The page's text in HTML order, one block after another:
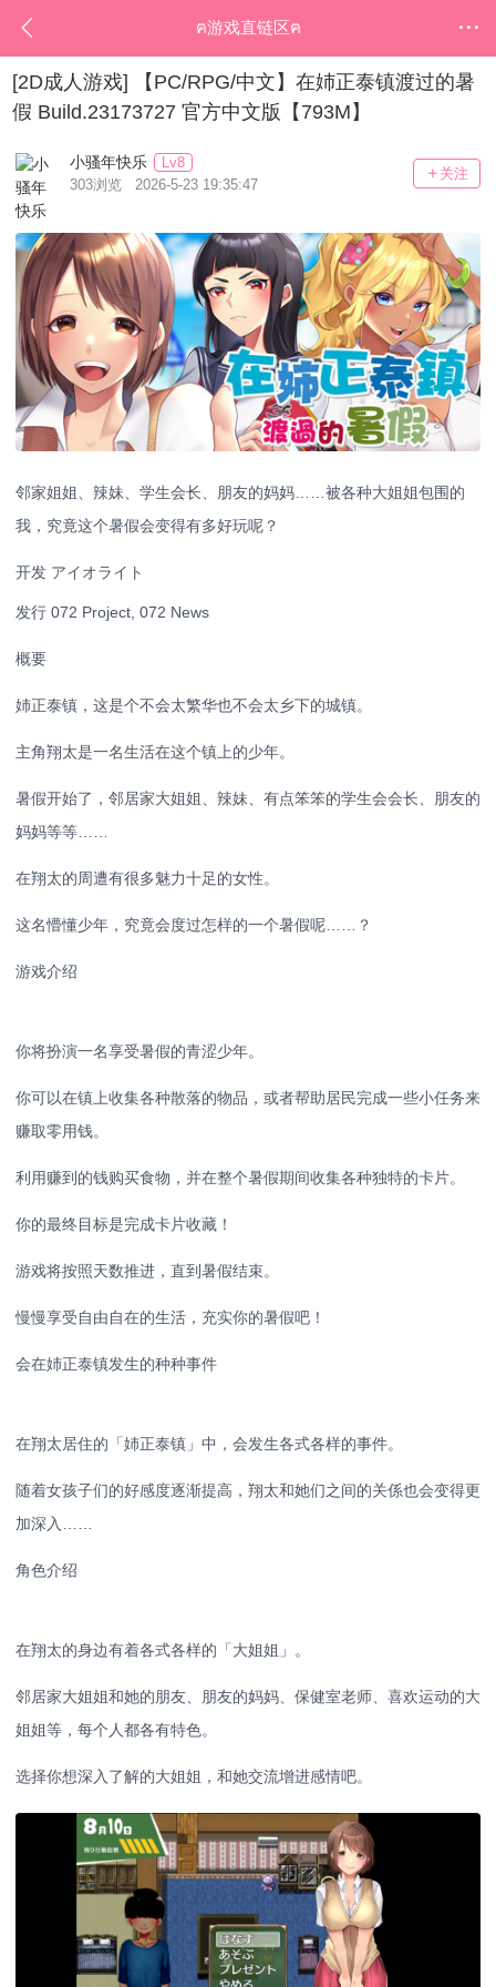
ฅ游戏直链区ฅ
[2D成人游戏]
【PC/RPG/中文】在姉正泰镇渡过的暑
假 Build.23173727 官方中文版【793M】
小骚年快乐
Lv8
303浏览 2026-5-23 19:35:47
关注
邻家姐姐、辣妹、学生会长、朋友的妈妈……被各种大姐姐包围的
我，究竟这个暑假会变得有多好玩呢？
开发 アイオライト
发行 072 Project, 072 News
概要
姉正泰镇，这是个不会太繁华也不会太乡下的城镇。
主角翔太是一名生活在这个镇上的少年。
暑假开始了，邻居家大姐姐、辣妹、有点笨笨的学生会会长、朋友的
妈妈等等……
在翔太的周遭有很多魅力十足的女性。
这名懵懂少年，究竟会度过怎样的一个暑假呢……？
游戏介绍
你将扮演一名享受暑假的青涩少年。
你可以在镇上收集各种散落的物品，或者帮助居民完成一些小任务来
赚取零用钱。
利用赚到的钱购买食物，并在整个暑假期间收集各种独特的卡片。
你的最终目标是完成卡片收藏！
游戏将按照天数推进，直到暑假结束。
慢慢享受自由自在的生活，充实你的暑假吧！
会在姉正泰镇发生的种种事件
在翔太居住的「姉正泰镇」中，会发生各式各样的事件。
随着女孩子们的好感度逐渐提高，翔太和她们之间的关係也会变得更
加深入……
角色介绍
在翔太的身边有着各式各样的「大姐姐」。
邻居家大姐姐和她的朋友、朋友的妈妈、保健室老师、喜欢运动的大
姐姐等，每个人都各有特色。
选择你想深入了解的大姐姐，和她交流增进感情吧。